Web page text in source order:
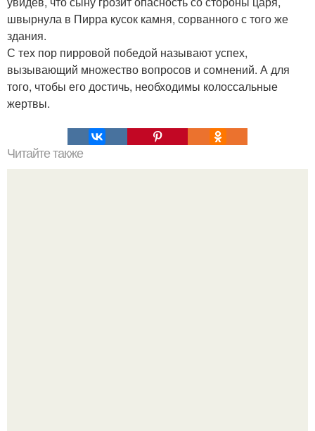
швырнула в Пирра кусок камня, сорванного с того же
здания.
С тех пор пирровой победой называют успех,
вызывающий множество вопросов и сомнений. А для
того, чтобы его достичь, необходимы колоссальные
жертвы.
Читайте также